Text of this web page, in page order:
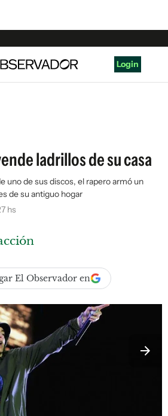
Login
ladrillos de su casa
uno de sus discos, el rapero armó un
de su antiguo hogar
hs
El Observador en